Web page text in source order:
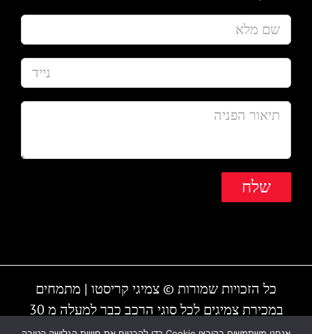
כל הזכויות שמורות © צמיגי קריסטו | מתמחים
במכירת צמיגים לכל סוגי הרכב כבר למעלה מ 30
שנה | המקום עובד גם בשבת | חייגו - 1-700-700-